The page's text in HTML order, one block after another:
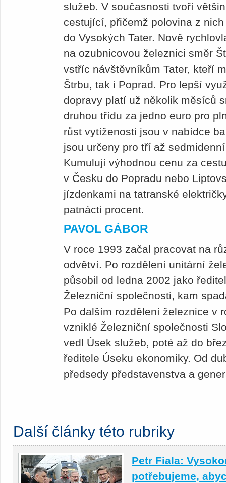
služeb. V současnosti tvoří
cestující, přičemž polovina z
do Vysokých Tater. Nově
na ozubnicovou železnici směr
vstříc návštěvníkům Tater, kteří
Štrbu, tak i Poprad. Pro lepší
dopravy platí už několik měsíců
druhou třídu za jedno euro pro
růst vytíženosti jsou v nabídce
jsou určeny pro tří až
Kumulují výhodnou cenu za
v Česku do Popradu nebo
jízdenkami na tatranské
patnácti procent.
PAVOL GÁBOR
V roce 1993 začal pracovat na
odvětví. Po rozdělení unitární
působil od ledna 2002 jako
Železniční společnosti, kam
Po dalším rozdělení železnice v
vzniklé Železniční společnosti
vedl Úsek služeb, poté až do
ředitele Úseku ekonomiky. Od
předsedy představenstva a
Další články této rubriky
Petr Fiala:
potřebujeme,